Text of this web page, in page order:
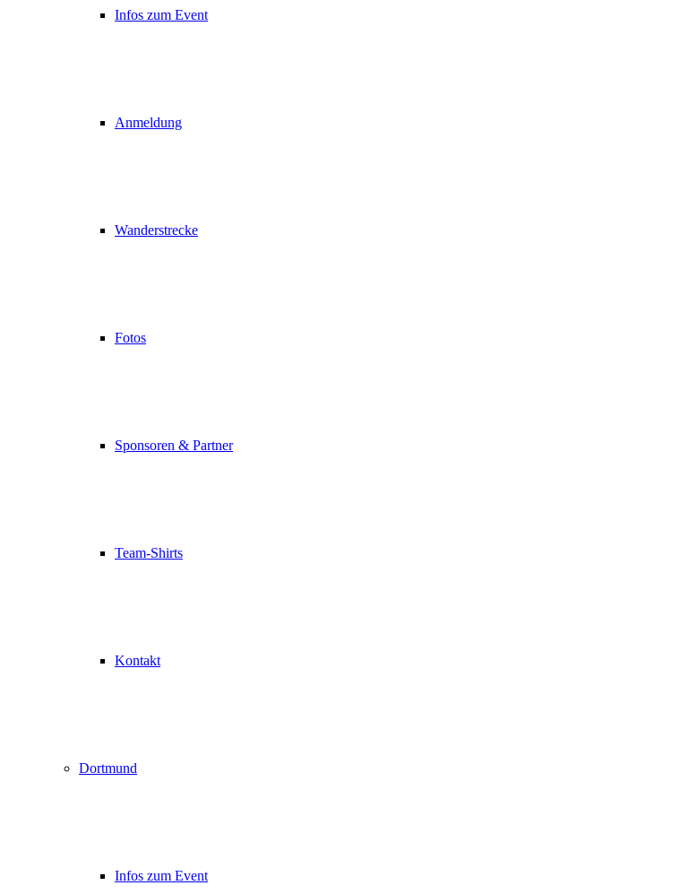
Infos zum Event
Anmeldung
Wanderstrecke
Fotos
Sponsoren & Partner
Team-Shirts
Kontakt
Dortmund
Infos zum Event